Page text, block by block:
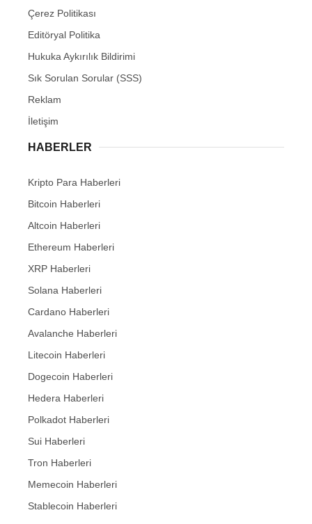
Çerez Politikası
Editöryal Politika
Hukuka Aykırılık Bildirimi
Sık Sorulan Sorular (SSS)
Reklam
İletişim
HABERLER
Kripto Para Haberleri
Bitcoin Haberleri
Altcoin Haberleri
Ethereum Haberleri
XRP Haberleri
Solana Haberleri
Cardano Haberleri
Avalanche Haberleri
Litecoin Haberleri
Dogecoin Haberleri
Hedera Haberleri
Polkadot Haberleri
Sui Haberleri
Tron Haberleri
Memecoin Haberleri
Stablecoin Haberleri